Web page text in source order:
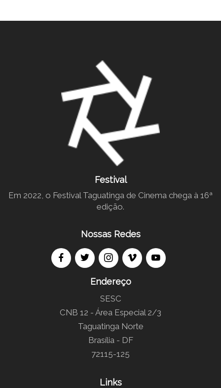
Festival
Em 2022, o Festival Taguatinga de Cinema chega à 16ª
edição.
Nossas Redes
Endereço
SESC
CNB 12 - Área Especial 2/3
Taguatinga Norte
Brasília - DF
72115-125
Links